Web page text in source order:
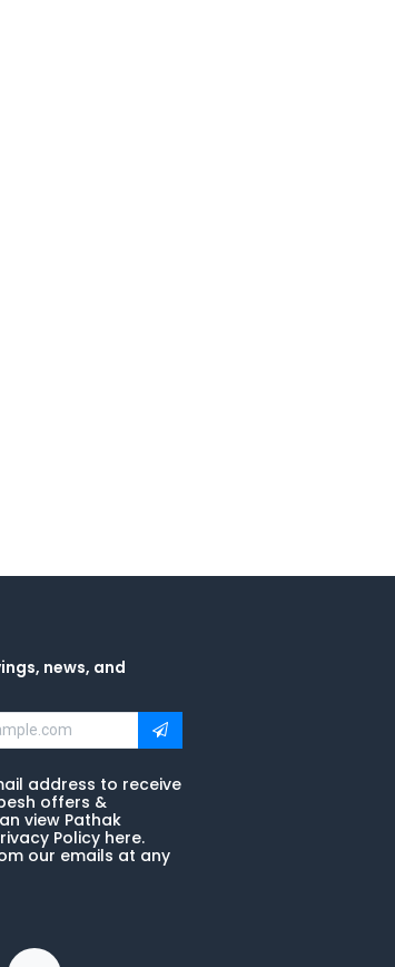
news, and
address to receive
offers &
view Pathak
Policy here.
our emails at any